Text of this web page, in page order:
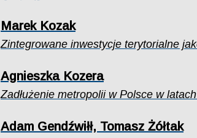
Marek Kozak
Zintegrowane inwestycje terytorialne
Agnieszka Kozera
Zadłużenie metropolii w Polsce w
Adam Gendźwiłł, Tomasz Żółtak